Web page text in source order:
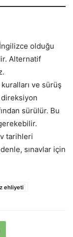
olduğu
Alternatif
ve sürüş
direksiyon
sürülür. Bu
tarihleri
sınavlar için
ehliyeti